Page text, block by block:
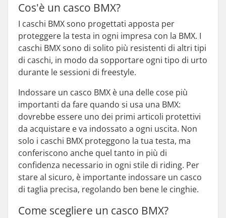
Cos'è un casco BMX?
I caschi BMX sono progettati apposta per
proteggere la testa in ogni impresa con la BMX. I
caschi BMX sono di solito più resistenti di altri tipi
di caschi, in modo da sopportare ogni tipo di urto
durante le sessioni di freestyle.
Indossare un casco BMX è una delle cose più
importanti da fare quando si usa una BMX:
dovrebbe essere uno dei primi articoli protettivi
da acquistare e va indossato a ogni uscita. Non
solo i caschi BMX proteggono la tua testa, ma
conferiscono anche quel tanto in più di
confidenza necessario in ogni stile di riding. Per
stare al sicuro, è importante indossare un casco
di taglia precisa, regolando ben bene le cinghie.
Come scegliere un casco BMX?